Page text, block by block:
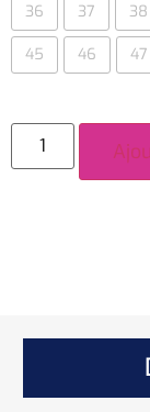
36 37 38
45 46 47